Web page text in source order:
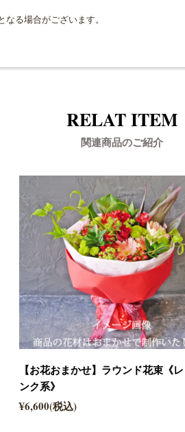
る場合がございます。
RELAT ITEM
関連商品のご紹介
【お花おまかせ】ラウンド花束《
ンク系》
¥6,600(税込)